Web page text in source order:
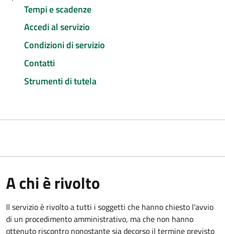
Tempi e scadenze
Accedi al servizio
Condizioni di servizio
Contatti
Strumenti di tutela
A chi è rivolto
Il servizio è rivolto a tutti i soggetti che hanno chiesto l'avvio
di un procedimento amministrativo, ma che non hanno
ottenuto riscontro nonostante sia decorso il termine previsto